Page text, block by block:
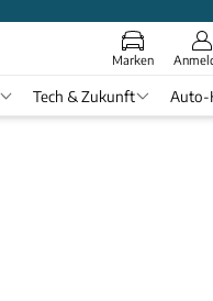
Marken
Tech & Zukunft Auto-